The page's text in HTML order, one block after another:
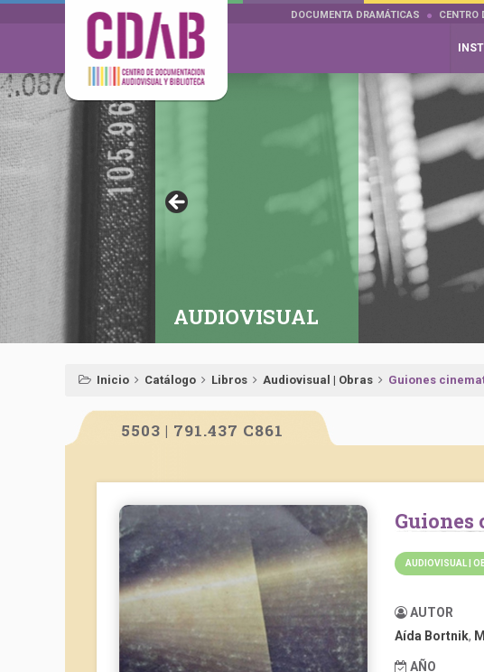
DOCUMENTA DRAMÁTICAS CENTRO
AUDIOVISUAL
Inicio Catálogo Libros Audiovisual | Obras Guiones
5503 | 791.437 C861
AUDIOVISUAL |
AUTOR
Aída Bortnik,
AÑO